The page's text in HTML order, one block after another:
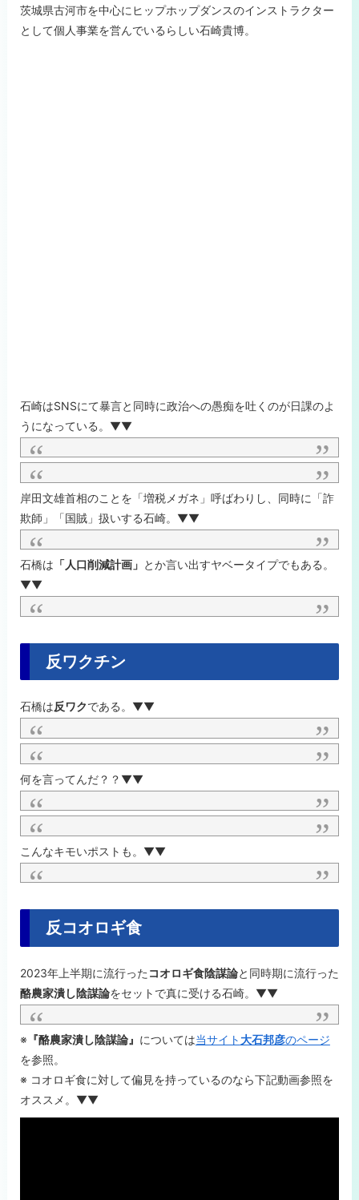
茨城県古河市を中心にヒップホップダンスのインストラクター
として個人事業を営んでいるらしい石崎貴博。
石崎はSNSにて暴言と同時に政治への愚痴を吐くのが日課のよ
うになっている。▼▼
岸田文雄首相のことを「増税メガネ」呼ばわりし、同時に「詐
欺師」「国賊」扱いする石崎。▼▼
石橋は 「人口削減計画」 とか言い出すヤベータイプでもある。
▼▼
反ワクチン
石橋は反ワクである。▼▼
何を言ってんだ？？▼▼
こんなキモいポストも。▼▼
反コオロギ食
2023年上半期に流行った コオロギ食陰謀論と同時期に流行った
酪農家潰し陰謀論をセットで真に受ける石崎。▼▼
※ 『酪農家潰し陰謀論』 については当サイト 大石邦彦のページ
を参照。
※ コオロギ食に対して偏見を持っているのなら下記動画参照を
オススメ。▼▼